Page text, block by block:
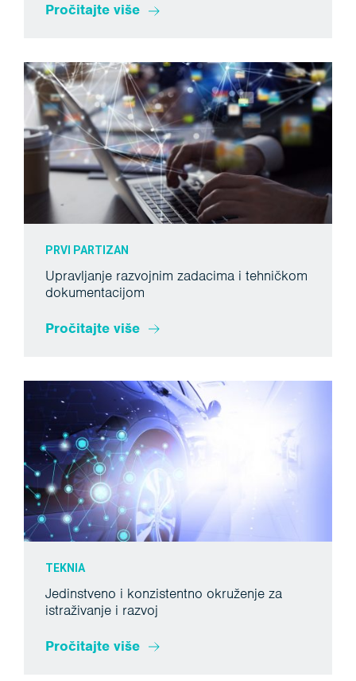
Pročitajte više
PRVI PARTIZAN
Upravljanje razvojnim zadacima i tehničkom
dokumentacijom
Pročitajte više
TEKNIA
Jedinstveno i konzistentno okruženje za
istraživanje i razvoj
Pročitajte više